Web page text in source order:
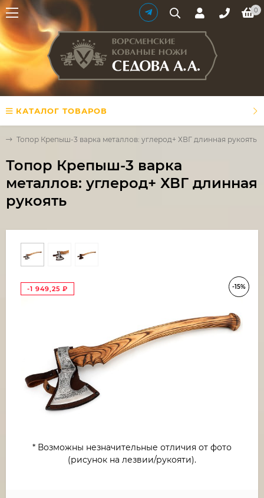
0
КАТАЛОГ ТОВАРОВ
Топор Крепыш-3 варка металлов: углерод+ ХВГ длинная рукоять
Топор Крепыш-3 варка
металлов: углерод+ ХВГ длинная
рукоять
-15%
-1 949,25 ₽
* Возможны незначительные отличия от фото
(рисунок на лезвии/рукояти).